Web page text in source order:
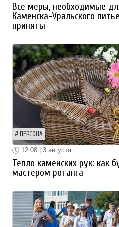
Все меры, необходимые
Каменска-Уральского
приняты
ПЕРСОНА
12:08 | 3 августа
Тепло каменских рук: как
мастером ротанга